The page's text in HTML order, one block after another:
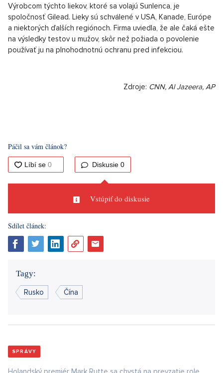
Výrobcom týchto liekov, ktoré sa volajú Sunlenca, je
spoločnosť Gilead. Lieky sú schválené v USA, Kanade, Európe
a niektorých ďalších regiónoch. Firma uviedla, že ale čaká ešte
na výsledky testov u mužov, skôr než požiada o povolenie
používať ju na plnohodnotnú ochranu pred infekciou.
Zdroje: CNN, Al Jazeera, AP
Páčil sa vám článok?
Diskusie 0
Vstúpiť do diskusie
Sdílet článek:
Tagy:
Rusko Čína
SPRÁVY